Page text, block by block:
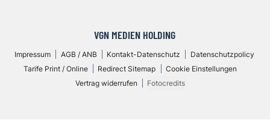
VGN MEDIEN HOLDING
Impressum AGB / ANB Kontakt-Datenschutz
Datenschutzpolicy
Tarife Print / Online
Redirect Sitemap
Cookie Einstellungen
Vertrag widerrufen
Fotocredits